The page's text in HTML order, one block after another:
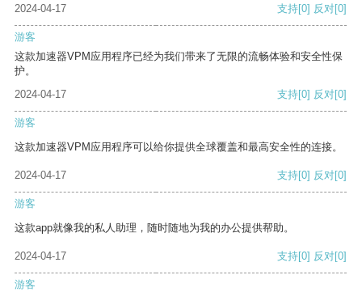
2024-04-17
支持[0] 反对[0]
游客
这款加速器VPM应用程序已经为我们带来了无限的流畅体验和安全性保
护。
2024-04-17
支持[0] 反对[0]
游客
这款加速器VPM应用程序可以给你提供全球覆盖和最高安全性的连接。
2024-04-17 支持[0] 反对[0]
游客
这款app就像我的私人助理，随时随地为我的办公提供帮助。
2024-04-17 支持[0] 反对[0]
游客